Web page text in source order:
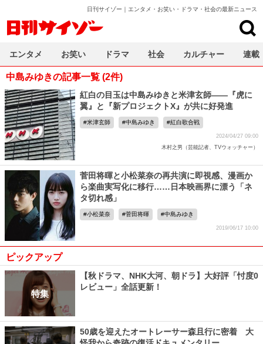
日刊サイゾー｜エンタメ・お笑い・ドラマ・社会の最新ニュース
中島みゆきの記事一覧 (2件)
紅白の目玉は中島みゆきと米津玄師――『虎に
翼』と『新プロジェクトX』が共に好発進
米津玄師 中島みゆき 紅白歌合戦
2024/04/27 09:00
木村之男（芸能記者、TVウォッチャー）
菅田将暉と小松菜奈の再共演に即視感、漫画か
ら楽曲実写化に移行……日本映画界に漂う「ネ
タ切れ感」
小松菜奈 菅田将暉 中島みゆき
2019/06/17 10:00
ピックアップ
特集
【秋ドラマ、NHK大河、朝ドラ】大好評「忖度0
レビュー」全話更新！
50歳を迎えたオートレーサー森且行に密着 大
エンタメ お笑い ドラマ 社会 カルチャー 連載